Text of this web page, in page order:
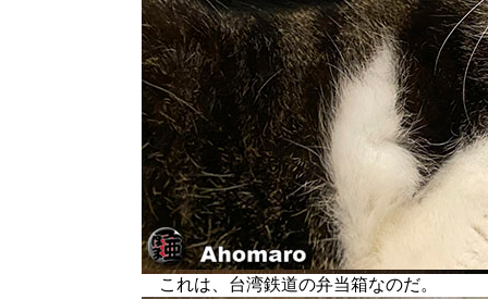
これは、台湾鉄道の弁当箱なのだ。